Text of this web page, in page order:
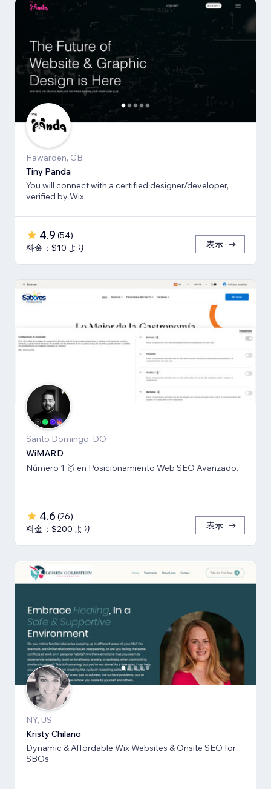
Hawarden, GB
Tiny Panda
You will connect with a certified designer/developer,
verified by Wix
4.9 (54)
料金：$10 より
表示
Santo Domingo, DO
WiMARD
Número 1 🥇 en Posicionamiento Web SEO Avanzado.
4.6 (26)
料金：$200 より
表示
NY, US
Kristy Chilano
Dynamic & Affordable Wix Websites & Onsite SEO for
SBOs.